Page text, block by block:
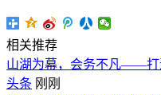
相关推荐
山湖为幕，会务不凡——打
头条 刚刚